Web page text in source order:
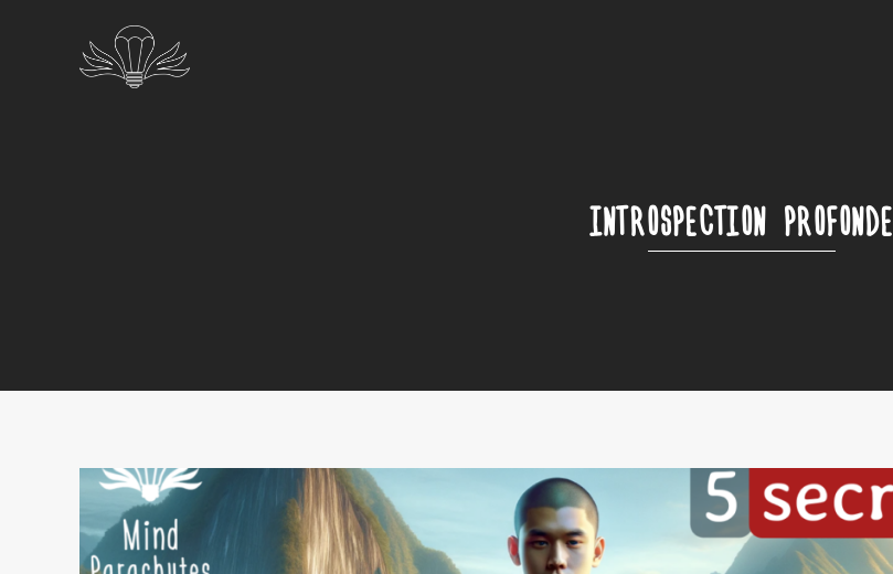
INTROSPECTION PROFONDE